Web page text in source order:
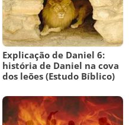
Explicação de Daniel 6:
história de Daniel na cova
dos leões (Estudo Bíblico)